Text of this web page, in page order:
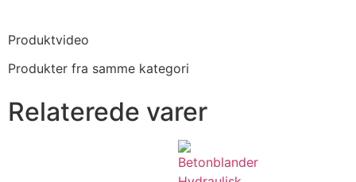
Produktvideo
Produkter fra samme kategori
Relaterede varer